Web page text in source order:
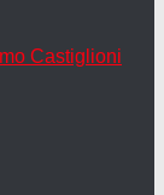
Castiglioni